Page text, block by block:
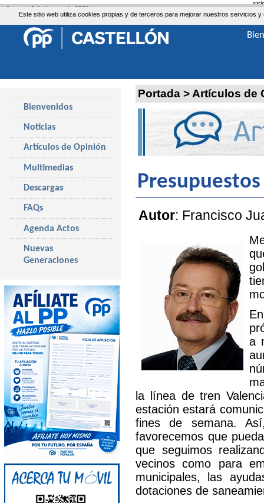
Este sitio web utiliza cookies propias y de terceros para mejorar nuestros servicios
Portada > Artículos de
Autor: Francisco
a
la línea de tren
estación estará
fines de semana.
favorecemos que
que seguimos
vecinos como para
municipales, las
dotaciones de
Bienvenidos
Noticias
Artículos de Opinión
Multimedias
Descargas
FAQs
Agenda Actos
Nuevas
Generaciones
Jueves, 6 de Agosto de 2026